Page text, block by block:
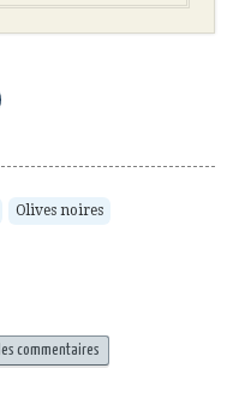
Olives noires
commentaires